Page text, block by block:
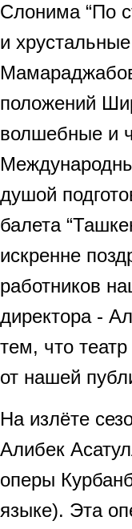
Слонима “По
и
положений
волшебные и
душой
балета
искренне
работников
директора -
тем, что
от нашей
На излёте
Алибек
оперы
языке). Эта